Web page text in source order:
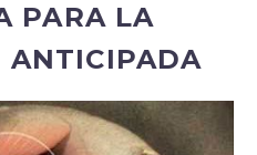
PARA LA
ANTICIPADA